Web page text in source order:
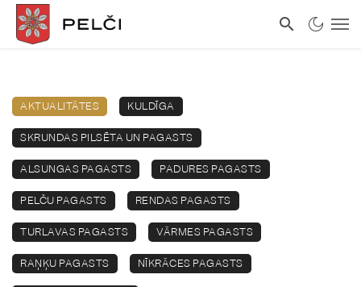
AKTUALITĀTES KULDĪGA
SKRUNDAS PILSĒTA UN PAGASTS
ALSUNGAS PAGASTS PADURES PAGASTS
PELČU PAGASTS RENDAS PAGASTS
TURLAVAS PAGASTS VĀRMES PAGASTS
RAŅĶU PAGASTS NĪKRĀCES PAGASTS